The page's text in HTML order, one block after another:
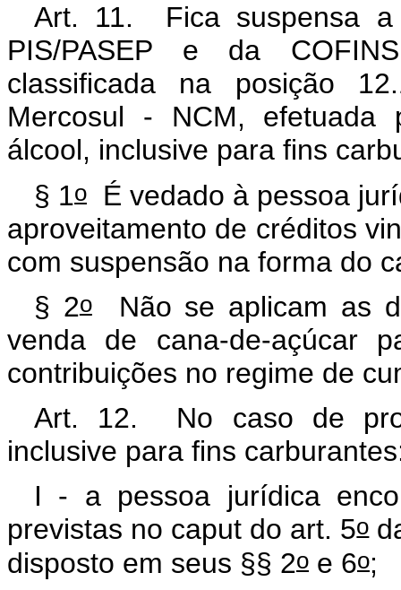
Art. 11. Fica suspensa a
PIS/PASEP e da
classificada na posição
Mercosul - NCM, efetuada
álcool, inclusive para fins
§ 1o É vedado à pessoa
aproveitamento de créditos
com suspensão na forma do
§ 2oNão se aplicam as
venda de cana-de-açúcar
contribuições no regime de
Art. 12. No caso de
inclusive para fins
I - a pessoa jurídica
previstas no caput do art. 5o
disposto em seus §§ 2o e 6o;